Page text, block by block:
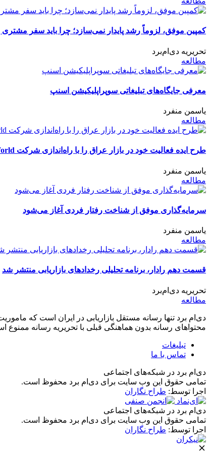
کمپین موفق، لزوماً رشد پایدار نمی‌سازد؛ چرا باید سفر مشتری
تحریریه دی‌ام‌برد
مطالعه
معرفی جایگاه‌های تبلیغاتی سوپراپلیکیشن اسنپ
یاسمن منفرد
مطالعه
طرح ایده فعالیت خود در بازار عراق را با راه‌اندازی شرکت Retail Solutions World آغاز کرد
یاسمن منفرد
مطالعه
سرمایه‌گذاری موفق از شناخت رفتار فردی آغاز می‌شود
یاسمن منفرد
مطالعه
قسمت دهم رادار، برنامه تحلیلی رخدادهای بازاریابی منتشر شد
تحریریه دی‌ام‌برد
مطالعه
دی‌ام برد تنها رسانه مستقل بازاریابی در ایران است که
محتواهای رسانه بدون هماهنگی قبلی با تحریریه رسانه ممنوع
تبلیغات
تماس با ما
دی‌ام برد در شبکه‌های اجتماعی
تمامی حقوق این وب سایت برای دی‌ام برد محفوظ است.
اجرا توسط: طراح نگاران
دی‌ام برد در شبکه‌های اجتماعی
تمامی حقوق این وب سایت برای دی‌ام برد محفوظ است.
اجرا توسط: طراح نگاران